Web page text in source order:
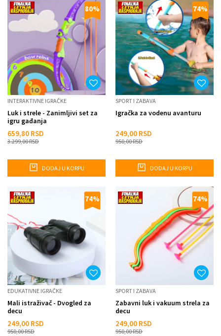
80%
INTERAKTIVNE IGRAČKE
Luk i strele - Zanimljivi set za
igru gađanja
659,80 RSD
3.299,00RSD
DODAJ U KORPU
74%
SPORT I ZABAVA
Igračka za vodenu avanturu
249,00 RSD
950,00RSD
DODAJ U KORPU
74%
EDUKATIVNE IGRAČKE
Mali istraživač - Dvogled za
decu
249,00 RSD
950,00RSD
74%
SPORT I ZABAVA
Zabavni luk i vakuum strela za
decu
249,00 RSD
950,00RSD